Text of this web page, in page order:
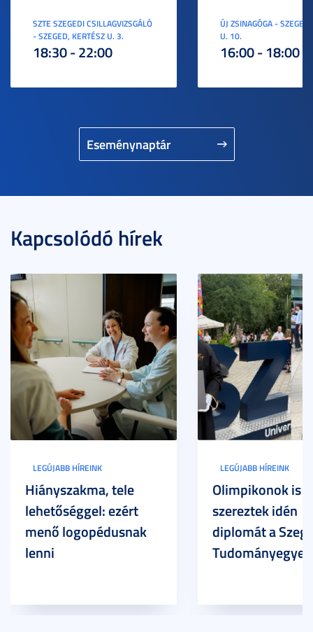
Eseménynaptár
SZTE SZEGEDI CSILLAGVIZSGÁLÓ
- SZEGED, KERTÉSZ U. 3.
18:30 - 22:00
ÚJ ZSINAGÓGA -
U. 10.
16:00 - 18:00
Kapcsolódó hírek
LEGÚJABB HÍREINK
Hiányszakma, tele
lehetőséggel: ezért
menő logopédusnak
lenni
LEGÚJABB HÍREINK
Olimpikonok is
szereztek idén
diplomát a